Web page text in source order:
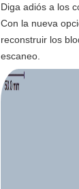
Diga adiós a los
Con la nueva
reconstruir los
escaneo.